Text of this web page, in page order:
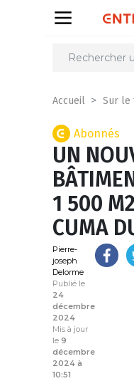
Partager
Accueil Sur le
Abonnés
UN
1 500
CUMA
Pierre-
joseph
Delorme
Publié le
24
décembre
2024
Mis à jour
le 9
décembre
2024 à
10:51